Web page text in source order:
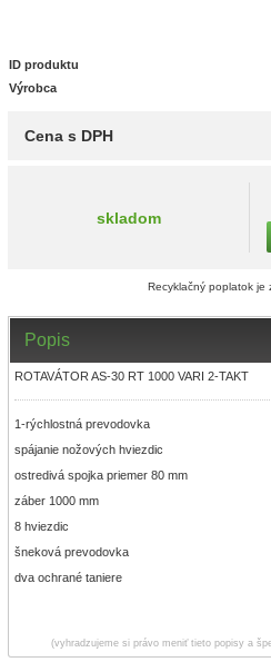
ID produktu
Výrobca
Cena s DPH
skladom
Recyklačný poplatok je
Popis
ROTAVÁTOR AS-30 RT 1000 VARI 2-TAKT
1-rýchlostná prevodovka
spájanie nožových hviezdic
ostredivá spojka priemer 80 mm
záber 1000 mm
8 hviezdic
šneková prevodovka
dva ochrané taniere
(vyhradzujeme si právo meniť tieto popisy a